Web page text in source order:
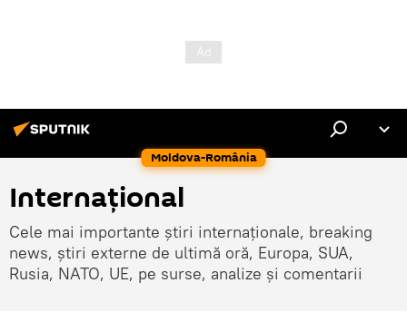
Moldova-România
Internaţional
Cele mai importante știri internaționale, breaking
news, știri externe de ultimă oră, Europa, SUA,
Rusia, NATO, UE, pe surse, analize și comentarii